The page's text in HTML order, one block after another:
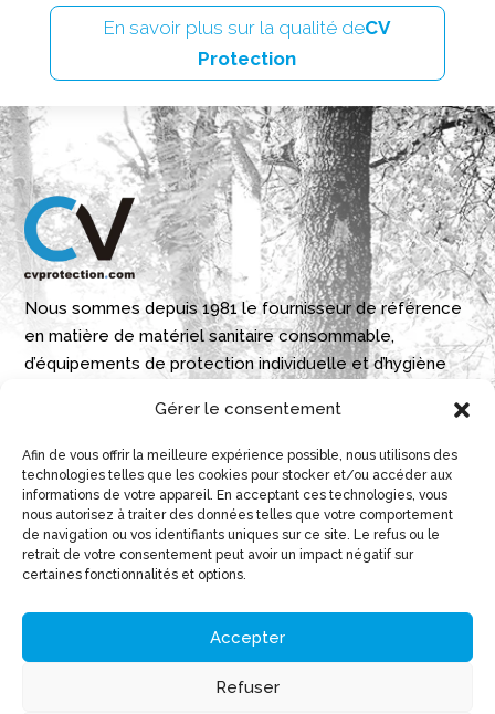
Gérer le consentement
Afin de vous offrir la meilleure expérience possible, nous utilisons des
technologies telles que les cookies pour stocker et/ou accéder aux
informations de votre appareil. En acceptant ces technologies, vous
nous autorisez à traiter des données telles que votre comportement
de navigation ou vos identifiants uniques sur ce site. Le refus ou le
retrait de votre consentement peut avoir un impact négatif sur
certaines fonctionnalités et options.
Accepter
Refuser
En savoir plus sur la qualité deCV
Protection
Nous sommes depuis 1981 le fournisseur de référence
en matière de matériel sanitaire consommable,
d’équipements de protection individuelle et d’hygiène
Parque Empresarial Boroa- Parcela 2A 1B
48340 Amorebieta, Bizkaia, Spain
 N 43º 14’ 10’’ W 2º 45’ 18’’
 info@cvprotection.com